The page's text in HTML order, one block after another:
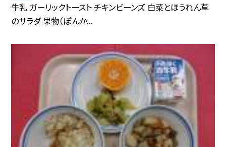
牛乳 ガーリックトースト チキンビーンズ 白菜とほうれん草
のサラダ 果物（ぽんか...